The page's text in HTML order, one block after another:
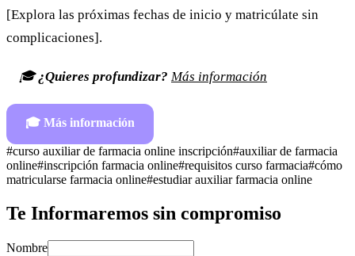
[Explora las próximas fechas de inicio y matricúlate sin
complicaciones].
🎓¿Quieres profundizar? Más información
🎓 Más información
#curso auxiliar de farmacia online inscripción#auxiliar de farmacia
online#inscripción farmacia online#requisitos curso farmacia#cómo
matricularse farmacia online#estudiar auxiliar farmacia online
Te Informaremos sin compromiso
Nombre